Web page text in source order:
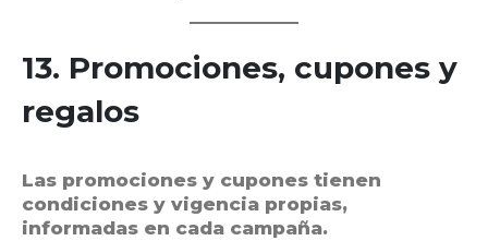
13. Promociones, cupones y
regalos
Las promociones y cupones tienen
condiciones y vigencia propias,
informadas en cada campaña.